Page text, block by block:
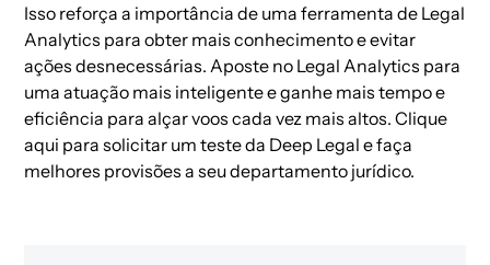
Isso reforça a importância de uma ferramenta de Legal
Analytics para obter mais conhecimento e evitar
ações desnecessárias. Aposte no Legal Analytics para
uma atuação mais inteligente e ganhe mais tempo e
eficiência para alçar voos cada vez mais altos.Clique
aqui para solicitar um teste da Deep Legal e faça
melhores provisões a seu departamento jurídico.